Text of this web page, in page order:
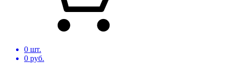
0 шт.
0 руб.